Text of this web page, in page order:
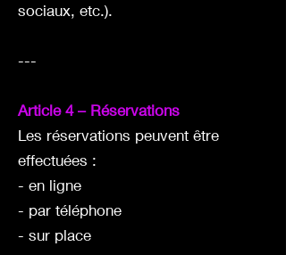
sociaux, etc.).
---
Article 4 – Réservations
Les réservations peuvent être
effectuées :
- en ligne
- par téléphone
- sur place